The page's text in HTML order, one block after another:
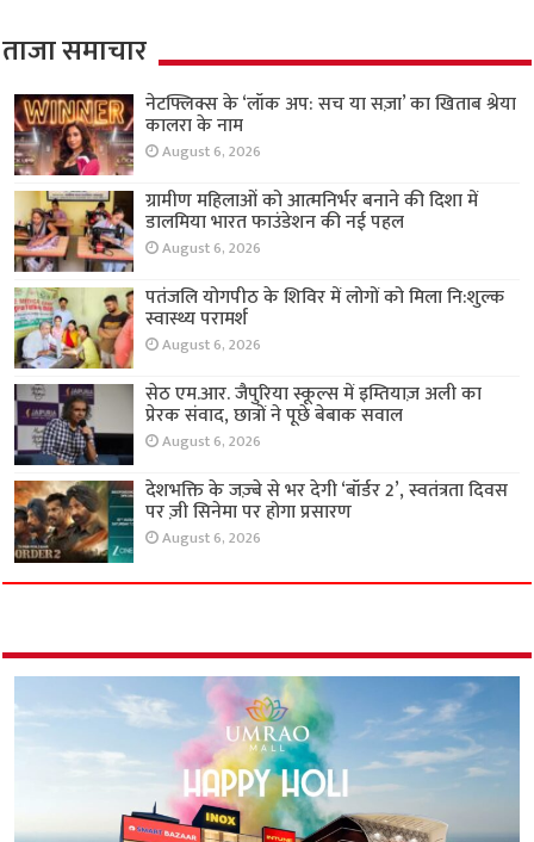
ताजा समाचार
नेटफ्लिक्स के ‘लॉक अप: सच या सज़ा’ का खिताब श्रेया
कालरा के नाम
August 6, 2026
ग्रामीण महिलाओं को आत्मनिर्भर बनाने की दिशा में
डालमिया भारत फाउंडेशन की नई पहल
August 6, 2026
पतंजलि योगपीठ के शिविर में लोगों को मिला नि:शुल्क
स्वास्थ्य परामर्श
August 6, 2026
सेठ एम.आर. जैपुरिया स्कूल्स में इम्तियाज़ अली का
प्रेरक संवाद, छात्रों ने पूछे बेबाक सवाल
August 6, 2026
देशभक्ति के जज़्बे से भर देगी ‘बॉर्डर 2’, स्वतंत्रता दिवस
पर ज़ी सिनेमा पर होगा प्रसारण
August 6, 2026